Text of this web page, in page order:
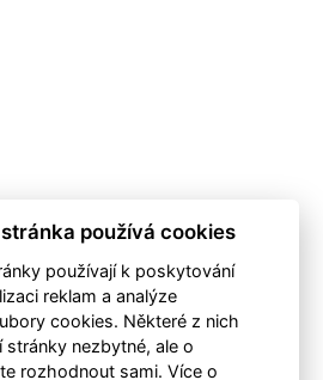
používá cookies
používají k poskytování
reklam a analýze
cookies. Některé z nich
stránky nezbytné, ale o
rozhodnout sami. Více o